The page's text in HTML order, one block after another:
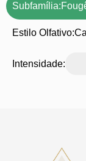
Subfamília:
Estilo Olfativo:
Intensidade: